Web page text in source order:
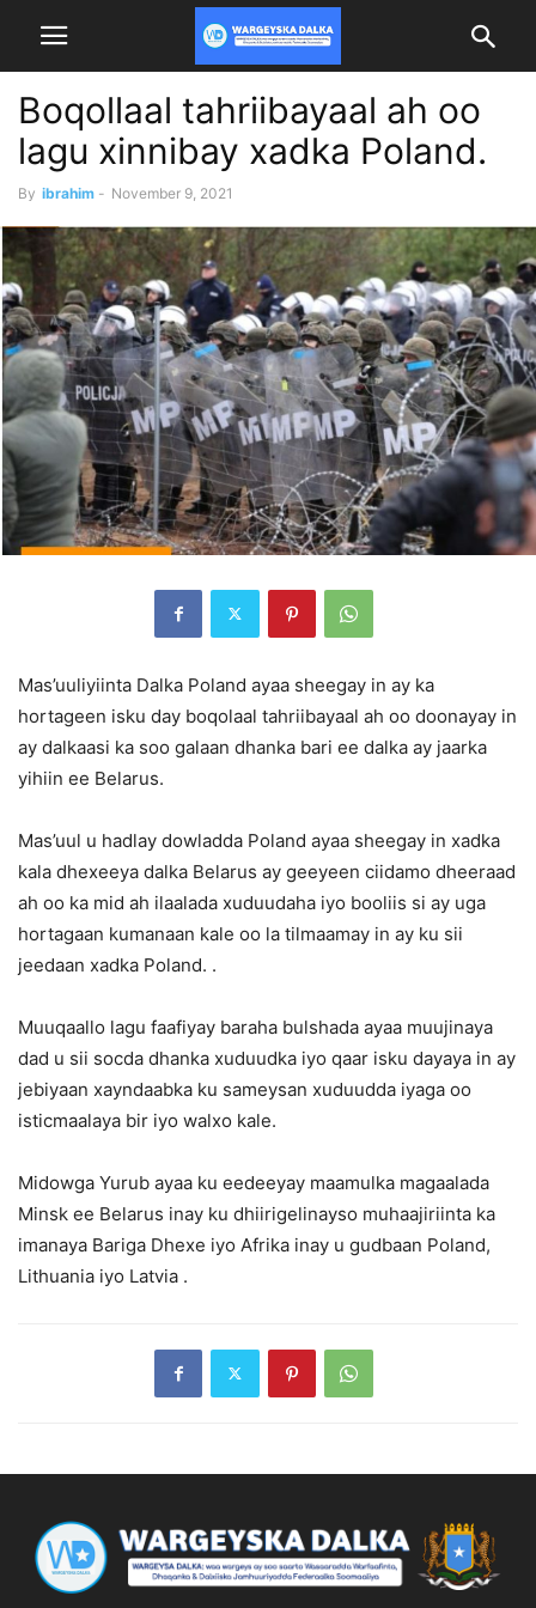
Boqollaal tahriibayaal ah oo
lagu xinnibay xadka Poland.
By ibrahim - November 9, 2021
Mas’uuliyiinta Dalka Poland ayaa sheegay in ay ka
hortageen isku day boqolaal tahriibayaal ah oo doonayay in
ay dalkaasi ka soo galaan dhanka bari ee dalka ay jaarka
yihiin ee Belarus.
Mas’uul u hadlay dowladda Poland ayaa sheegay in xadka
kala dhexeeya dalka Belarus ay geeyeen ciidamo dheeraad
ah oo ka mid ah ilaalada xuduudaha iyo booliis si ay uga
hortagaan kumanaan kale oo la tilmaamay in ay ku sii
jeedaan xadka Poland. .
Muuqaallo lagu faafiyay baraha bulshada ayaa muujinaya
dad u sii socda dhanka xuduudka iyo qaar isku dayaya in ay
jebiyaan xayndaabka ku sameysan xuduudda iyaga oo
isticmaalaya bir iyo walxo kale.
Midowga Yurub ayaa ku eedeeyay maamulka magaalada
Minsk ee Belarus inay ku dhiirigelinayso muhaajiriinta ka
imanaya Bariga Dhexe iyo Afrika inay u gudbaan Poland,
Lithuania iyo Latvia .